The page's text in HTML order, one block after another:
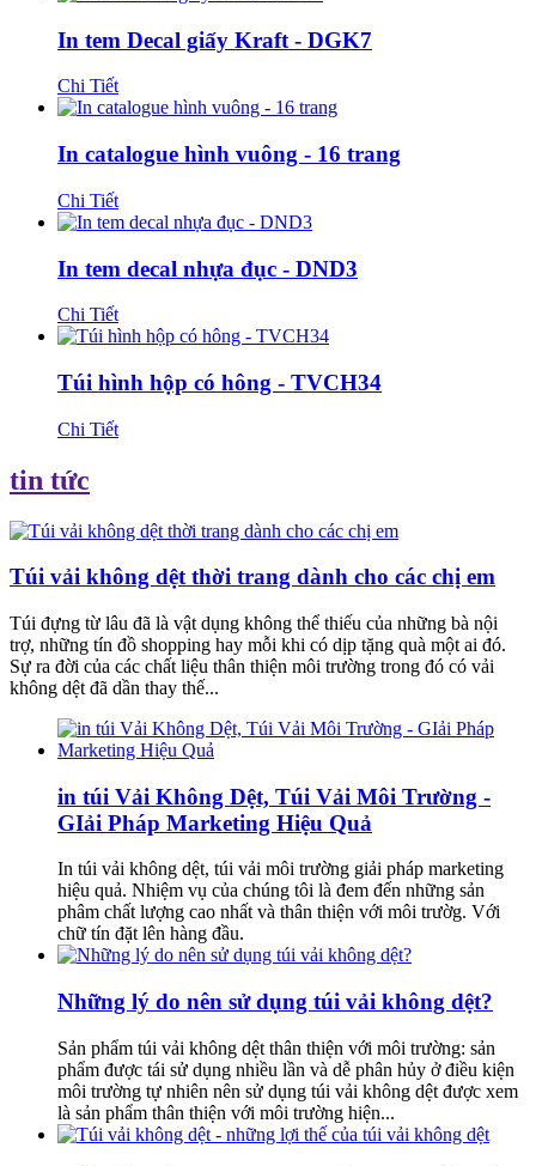
In tem Decal giấy Kraft - DGK7
Chi Tiết
In catalogue hình vuông - 16 trang
Chi Tiết
In tem decal nhựa đục - DND3
Chi Tiết
Túi hình hộp có hông - TVCH34
Chi Tiết
tin tức
Túi vải không dệt thời trang dành cho các chị em
Túi đựng từ lâu đã là vật dụng không thể thiếu của những bà nội
trợ, những tín đồ shopping hay mỗi khi có dịp tặng quà một ai đó.
Sự ra đời của các chất liệu thân thiện môi trường trong đó có vải
không dệt đã dần thay thế...
in túi Vải Không Dệt, Túi Vải Môi Trường -
GIải Pháp Marketing Hiệu Quả
In túi vải không dệt, túi vải môi trường giải pháp marketing
hiệu quả. Nhiệm vụ của chúng tôi là đem đến những sản
phâm chất lượng cao nhất và thân thiện với môi trườg. Với
chữ tín đặt lên hàng đầu.
Những lý do nên sử dụng túi vải không dệt?
Sản phẩm túi vải không dệt thân thiện với môi trường: sản
phẩm được tái sử dụng nhiều lần và dễ phân hủy ở điều kiện
môi trường tự nhiên nên sử dụng túi vải không dệt được xem
là sản phẩm thân thiện với môi trường hiện...